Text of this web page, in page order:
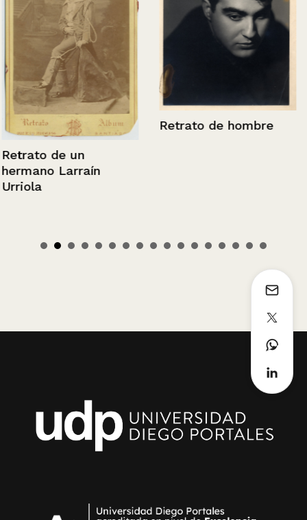
Retrato de un
hermano Larraín
Urriola
Retrato de hombre